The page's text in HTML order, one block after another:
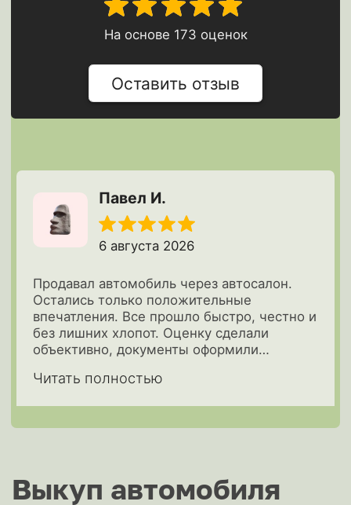
и ответы
Ярославское шоссе, 137, офис 323
Построить маршрут
Выкуп авто с пробегом
Рассчитайте стоимость через мессенджеры:
Подписывайтесь на телеграм-канал
ИНН 7751335412 ОГРН 1247700689928 Разработка сайта
Офисы в Москве: